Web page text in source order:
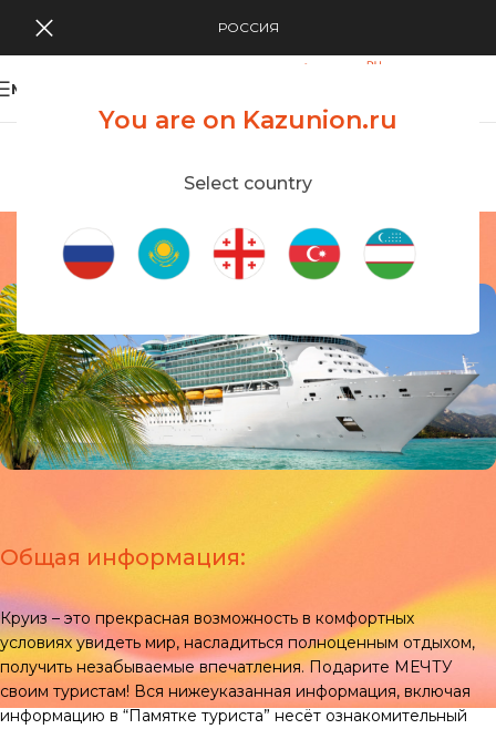
You are on Kazunion.ru
Select country
РОССИЯ
MENU
CRUISES
Home CRUISES
Общая информация:
Круиз – это прекрасная возможность в комфортных
условиях увидеть мир, насладиться полноценным отдыхом,
получить незабываемые впечатления. Подарите МЕЧТУ
своим туристам! Вся нижеуказанная информация, включая
информацию в “Памятке туриста” несёт ознакомительный